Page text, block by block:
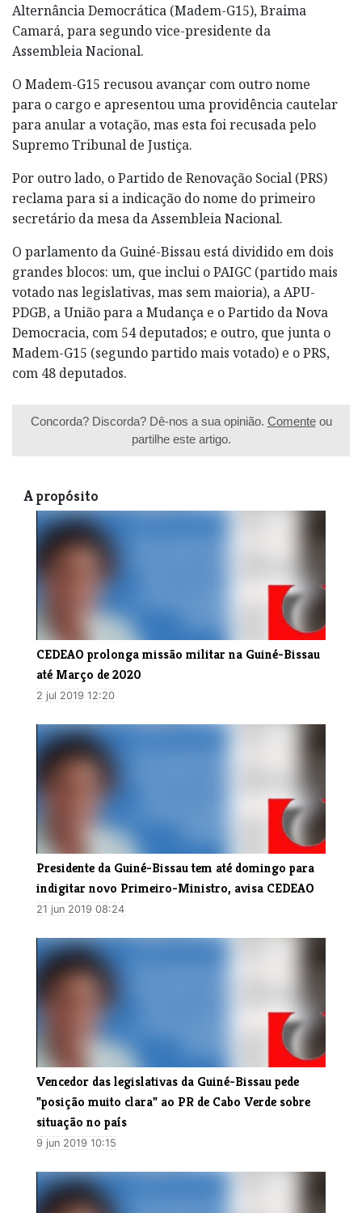
Alternância Democrática (Madem-G15), Braima
Camará, para segundo vice-presidente da
Assembleia Nacional.
O Madem-G15 recusou avançar com outro nome
para o cargo e apresentou uma providência cautelar
para anular a votação, mas esta foi recusada pelo
Supremo Tribunal de Justiça.
Por outro lado, o Partido de Renovação Social (PRS)
reclama para si a indicação do nome do primeiro
secretário da mesa da Assembleia Nacional.
O parlamento da Guiné-Bissau está dividido em dois
grandes blocos: um, que inclui o PAIGC (partido mais
votado nas legislativas, mas sem maioria), a APU-
PDGB, a União para a Mudança e o Partido da Nova
Democracia, com 54 deputados; e outro, que junta o
Madem-G15 (segundo partido mais votado) e o PRS,
com 48 deputados.
Concorda? Discorda? Dê-nos a sua opinião. Comenteou
partilhe este artigo.
A propósito
​CEDEAO prolonga missão militar na Guiné-Bissau
até Março de 2020
2 jul 2019 12:20
Presidente da Guiné-Bissau tem até domingo para
indigitar novo Primeiro-Ministro, avisa CEDEAO
21 jun 2019 08:24
Vencedor das legislativas da Guiné-Bissau pede
"posição muito clara" ao PR de Cabo Verde sobre
situação no país
9 jun 2019 10:15